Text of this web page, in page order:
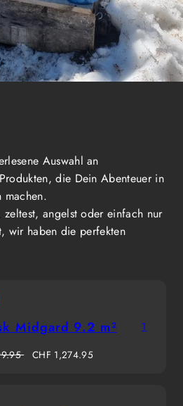
Auswahl an
die Dein Abenteuer in
machen.
angelst oder einfach nur
wir haben die perfekten
Midgard 9.2 m²
Verkaufspreis
CHF 1,274.95
1